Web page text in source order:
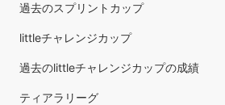
過去のスプリントカップ
littleチャレンジカップ
過去のlittleチャレンジカップの成績
ティアラリーグ